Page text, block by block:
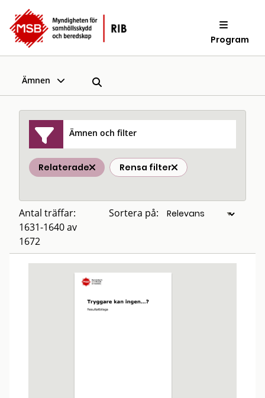
Program
Ämnen
Ämnen och filter
Relaterade Rensa filter
Antal träffar:
1631-1640 av
1672
Sortera på: